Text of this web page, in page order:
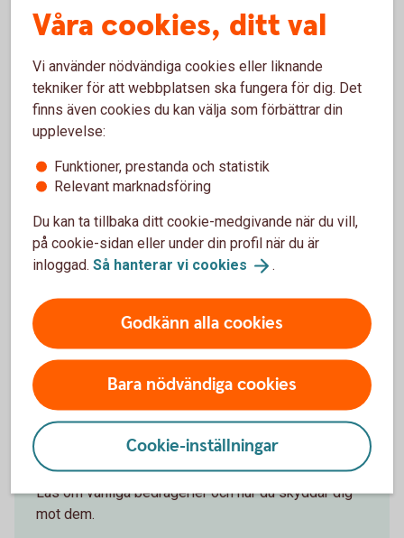
Om du fått ett bluff-sms
det genom att klicka på Rapportera skräp som ligger
längst ner i sms:et under "Avsändaren finns inte i din
kontaktlista". På så sätt hjälper du din
mobilleverantör att stoppa bedrägerier.
Så skyddar du dig mot bedrägerier
Bedrägerier via sms och mejl, på nätet, telefon och
sociala medier är tyvärr vanliga. Men ju mer du lär
dig, desto mindre är risken att du blir lurad av
bedragarna.
Läs om vanliga bedrägerier och hur du skyddar dig
mot dem.
Våra cookies, ditt val
Vi använder nödvändiga cookies eller liknande
tekniker för att webbplatsen ska fungera för dig. Det
finns även cookies du kan välja som förbättrar din
upplevelse:
Funktioner, prestanda och statistik
Relevant marknadsföring
Du kan ta tillbaka ditt cookie-medgivande när du vill,
på cookie-sidan eller under din profil när du är
inloggad. Så hanterar vi cookies .
Godkänn alla cookies
Bara nödvändiga cookies
Cookie-inställningar